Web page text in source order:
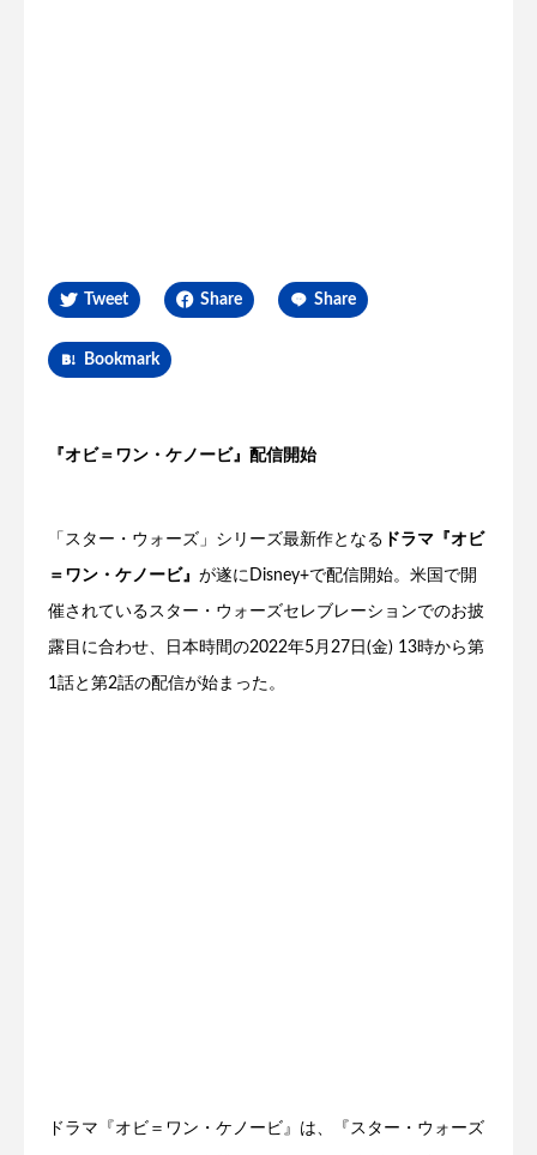
Tweet Share Share
Bookmark
『オビ＝ワン・ケノービ』配信開始
「スター・ウォーズ」シリーズ最新作となる ドラマ『オビ
＝ワン・ケノービ』 が遂にDisney+で配信開始。米国で開
催されているスター・ウォーズセレブレーションでのお披
露目に合わせ、日本時間の2022年5月27日(金) 13時から第
1話と第2話の配信が始まった。
ドラマ『オビ＝ワン・ケノービ』は、『スター・ウォーズ